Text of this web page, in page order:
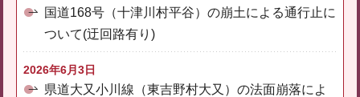
国道168号（十津川村平谷）の崩土による通行止に
ついて(迂回路有り)
2026年6月3日
県道大又小川線（東吉野村大又）の法面崩落によ